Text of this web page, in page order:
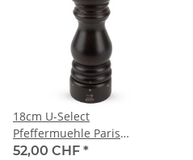
18cm U-Select
Pfeffermuehle Paris
Schokolade
52,00 CHF *